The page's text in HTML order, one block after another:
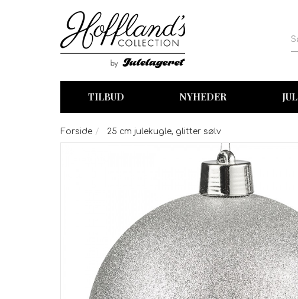
TILBUD NYHEDER JUL
Forside 25 cm julekugle, glitter sølv